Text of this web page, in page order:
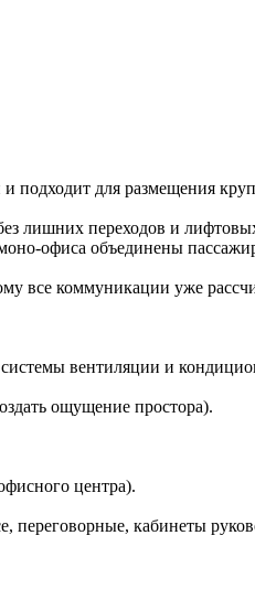
подходит для размещения
лишних переходов и
офиса объединены
все коммуникации уже
вентиляции и
ощущение простора).
центра).
переговорные, кабинеты